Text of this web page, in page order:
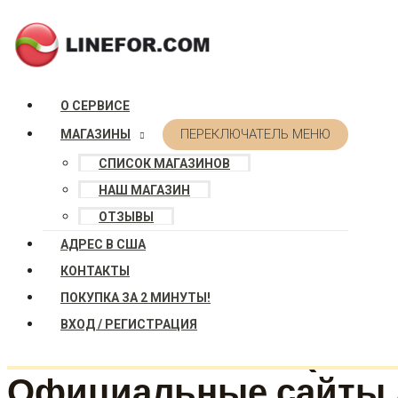
О СЕРВИСЕ
МАГАЗИНЫ
ПЕРЕКЛЮЧАТЕЛЬ МЕНЮ
СПИСОК МАГАЗИНОВ
НАШ МАГАЗИН
ОТЗЫВЫ
АДРЕС В США
КОНТАКТЫ
ПОКУПКА ЗА 2 МИНУТЫ!
ВХОД / РЕГИСТРАЦИЯ
Магазин Амазон